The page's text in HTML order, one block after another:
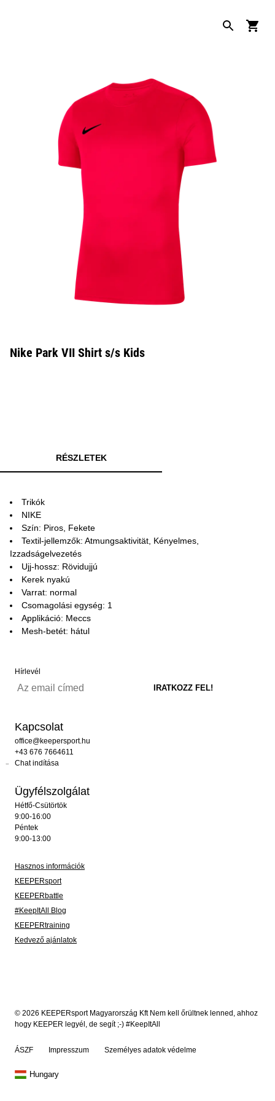
Nike Park VII Shirt s/s Kids
RÉSZLETEK
Trikók
NIKE
Szín: Piros, Fekete
Textil-jellemzők: Atmungsaktivität, Kényelmes,
Izzadságelvezetés
Ujj-hossz: Rövidujjú
Kerek nyakú
Varrat: normal
Csomagolási egység: 1
Applikáció: Meccs
Mesh-betét: hátul
Hírlevél
Kapcsolat
office@keepersport.hu
+43 676 7664611
Chat indítása
Ügyfélszolgálat
Hétfő-Csütörtök
9:00-16:00
Péntek
9:00-13:00
Hasznos információk
KEEPERsport
KEEPERbattle
#KeepItAll Blog
KEEPERtraining
Kedvező ajánlatok
© 2026 KEEPERsport Magyarország Kft Nem kell őrültnek lenned, ahhoz
hogy KEEPER legyél, de segít ;-) #KeepItAll
ÁSZF Impresszum Személyes adatok védelme
Hungary